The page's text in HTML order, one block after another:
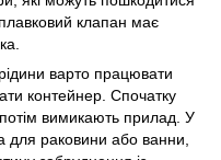
клапан має
варто працювати
контейнер. Спочатку
вимикають прилад. У
для раковини або ванни,